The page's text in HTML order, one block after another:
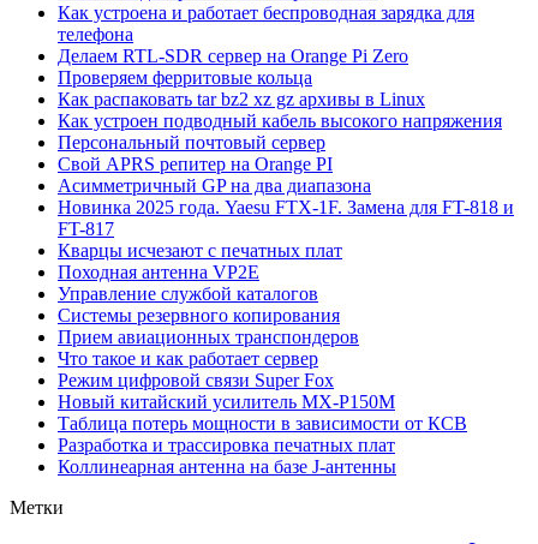
Как устроена и работает беспроводная зарядка для
телефона
Делаем RTL-SDR сервер на Orange Pi Zero
Проверяем ферритовые кольца
Как распаковать tar bz2 xz gz архивы в Linux
Как устроен подводный кабель высокого напряжения
Персональный почтовый сервер
Свой APRS репитер на Orange PI
Асимметричный GP на два диапазона
Новинка 2025 года. Yaesu FTX-1F. Замена для FT-818 и
FT-817
Кварцы исчезают с печатных плат
Походная антенна VP2E
Управление службой каталогов
Системы резервного копирования
Прием авиационных транспондеров
Что такое и как работает сервер
Режим цифровой связи Super Fox
Новый китайский усилитель MX-P150M
Таблица потерь мощности в зависимости от КСВ
Разработка и трассировка печатных плат
Коллинеарная антенна на базе J-антенны
Метки